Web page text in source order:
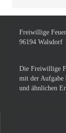
Freiwillige
96194 Walsdorf
Die Freiwillige
mit der Aufgabe
und ähnlichen